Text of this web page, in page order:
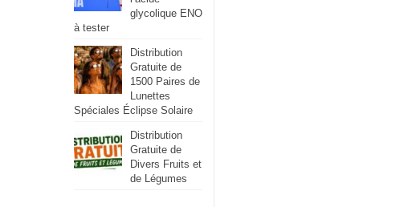
glycolique ENO
à tester
Distribution
Gratuite de
1500 Paires de
Lunettes
Spéciales Éclipse Solaire
Distribution
Gratuite de
Divers Fruits et
de Légumes